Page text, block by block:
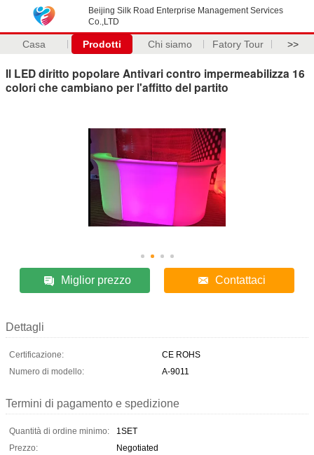
Beijing Silk Road Enterprise Management Services
Co.,LTD
Casa Prodotti Chi siamo Fatory Tour >>
Il LED diritto popolare Antivari contro impermeabilizza 16
colori che cambiano per l'affitto del partito
Miglior prezzo Contattaci
Dettagli
Certificazione:
CE ROHS
Numero di modello:
A-9011
Termini di pagamento e spedizione
Quantità di ordine minimo:
1SET
Prezzo:
Negotiated